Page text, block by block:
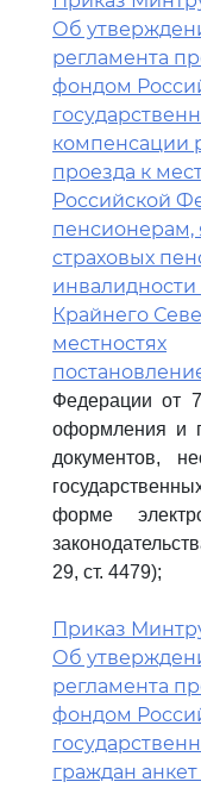
Об
регламента
фондом
компенсации
проезда к
Российской
страховых
Крайнего
местностях
Федерации от
оформления и
документов,
форме
29, ст. 4479);
Приказ
Об
регламента
фондом
граждан